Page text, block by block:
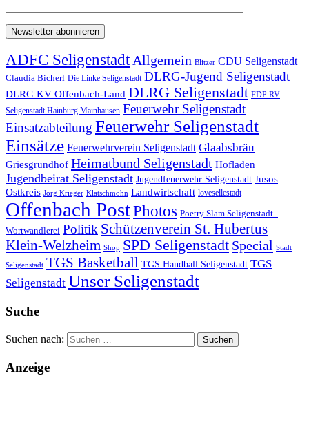
ADFC SeligenstadtAllgemein Blitzer CDU Seligenstadt
Claudia Bicherl Die Linke Seligenstadt DLRG-Jugend Seligenstadt
DLRG KV Offenbach-Land DLRG Seligenstadt FDP RV
Seligenstadt Hainburg Mainhausen Feuerwehr Seligenstadt
Einsatzabteilung Feuerwehr Seligenstadt
Einsätze Feuerwehrverein Seligenstadt Glaabsbräu
Griesgrundhof Heimatbund Seligenstadt Hofladen
Jugendbeirat Seligenstadt Jugendfeuerwehr Seligenstadt Jusos
Ostkreis Jörg Krieger Klatschmohn Landwirtschaft lovesellestadt
Offenbach PostPhotos Poetry Slam Seligenstadt -
Wortwandlerei Politik Schützenverein St. Hubertus
Klein-Welzheim Shop SPD Seligenstadt Special Stadt
Seligenstadt TGS Basketball TGS Handball Seligenstadt TGS
Seligenstadt Unser Seligenstadt
Suche
Suchen nach:
Anzeige